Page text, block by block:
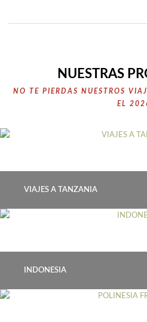
NUESTRAS
NO TE PIERDAS NUESTROS
EL
VIAJES A TANZANIA
INDONESIA